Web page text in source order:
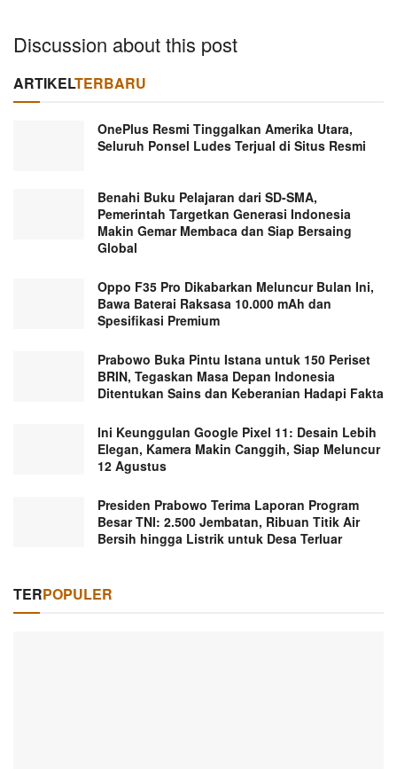
Discussion about this post
ARTIKELTERBARU
OnePlus Resmi Tinggalkan Amerika Utara,
Seluruh Ponsel Ludes Terjual di Situs Resmi
Benahi Buku Pelajaran dari SD-SMA,
Pemerintah Targetkan Generasi Indonesia
Makin Gemar Membaca dan Siap Bersaing
Global
Oppo F35 Pro Dikabarkan Meluncur Bulan Ini,
Bawa Baterai Raksasa 10.000 mAh dan
Spesifikasi Premium
Prabowo Buka Pintu Istana untuk 150 Periset
BRIN, Tegaskan Masa Depan Indonesia
Ditentukan Sains dan Keberanian Hadapi Fakta
Ini Keunggulan Google Pixel 11: Desain Lebih
Elegan, Kamera Makin Canggih, Siap Meluncur
12 Agustus
Presiden Prabowo Terima Laporan Program
Besar TNI: 2.500 Jembatan, Ribuan Titik Air
Bersih hingga Listrik untuk Desa Terluar
TERPOPULER